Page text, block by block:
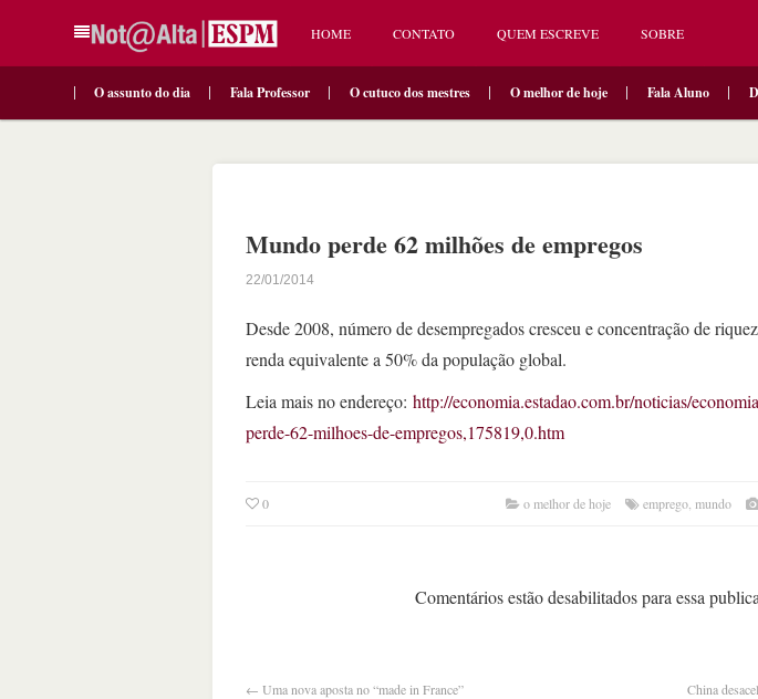
HOME CONTATO QUEM ESCREVE SOBRE
O assunto do dia Fala Professor O cutuco dos mestres O melhor de hoje Fala Aluno
Mundo perde 62 milhões de empregos
22/01/2014
Desde 2008, número de desempregados cresceu e concentração de
renda equivalente a 50% da população global.
Leia mais no endereço: http://economia.estadao.com.br/noticias/
perde-62-milhoes-de-empregos,175819,0.htm
0 o melhor de hoje emprego mundo
Comentários estão desabilitados para essa
← Uma nova aposta no “made in France” China